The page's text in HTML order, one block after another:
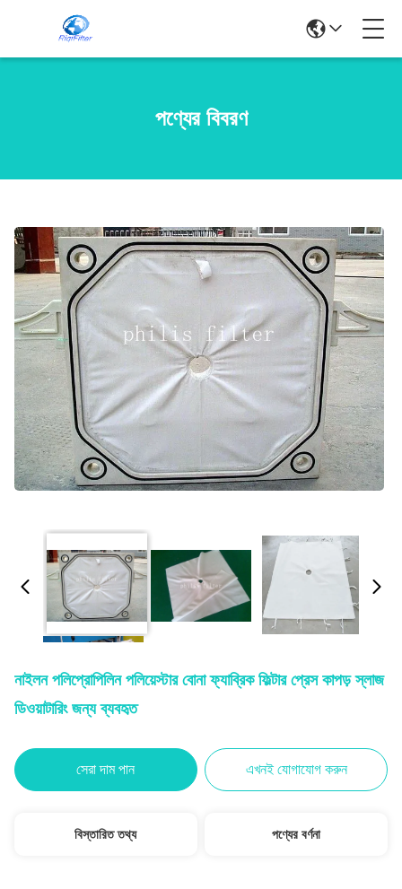
পণ্যের বিবরণ
নাইলন পলিপ্রোপিলিন পলিয়েস্টার বোনা ফ্যাব্রিক ফিল্টার প্রেস কাপড় স্লাজ
ডিওয়াটারিং জন্য ব্যবহৃত
সেরা দাম পান এখনই যোগাযোগ করুন
বিস্তারিত তথ্য পণ্যের বর্ণনা